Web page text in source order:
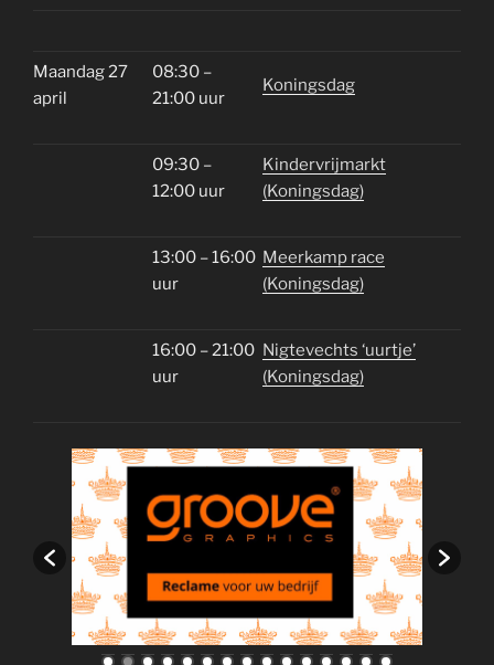
Maandag 27
april
08:30 –
21:00 uur
Koningsdag
09:30 –
12:00 uur
Kindervrijmarkt
(Koningsdag)
13:00 – 16:00
uur
Meerkamp race
(Koningsdag)
16:00 – 21:00
uur
Nigtevechts ‘uurtje’
(Koningsdag)